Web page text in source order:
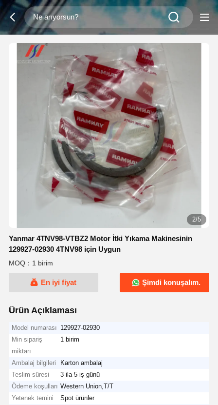
2/5
Yanmar 4TNV98-VTBZ2 Motor İtki Yıkama Makinesinin
129927-02930 4TNV98 için Uygun
MOQ：1 birim
En iyi fiyat Şimdi konuşalım.
Ürün Açıklaması
Model numarası 129927-02930
Min sipariş
miktarı
1 birim
Ambalaj bilgileri
Karton ambalaj
Teslim süresi
3 ila 5 iş günü
Ödeme koşulları Western Union,T/T
Yetenek temini
Spot ürünler